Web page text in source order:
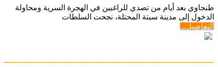
طنجاوي بعد أيام من تصدي للراغبين في الهجرة السرية ومحاولة
الدخول إلى مدينة سبتة المحتلة، نجحت السلطات
التفاصيل...